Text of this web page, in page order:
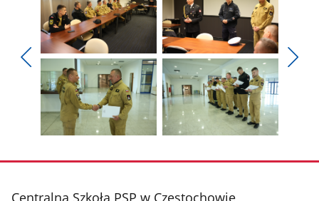
Pokaż
poprzednie
zdjęcia
Pokaż
zdjęcie
1
galerii.
Pokaż
zdjęcie
2
z
galerii.
zdjęcie
zdjęcie
stopka
Centralna Szkoła PSP w Częstochowie